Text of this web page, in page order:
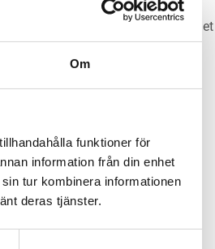
Om
funktioner för
information från din enhet
tur kombinera informationen
deras tjänster.
valet för mysiga stunder, när